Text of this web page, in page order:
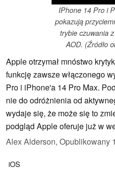
IPhone 14 Pro i
pokazują
trybie czuwania
AOD. (Źródło
Apple otrzymał mnóstwo
funkcję zawsze włączonego
Pro i iPhone'a 14 Pro Max.
nie do odróżnienia od
wydaje się, że może się to
podgląd Apple oferuje już w
Alex Alderson, Opublikowany
iOS